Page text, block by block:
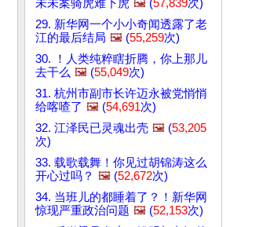
未未案骑虎难下虎 🖼️ (57,839次)
29. 新华网一个小小奇闻透露了老
江的最后结局 🖼️ (55,259次)
30. ！人类纯粹瞎折腾，你上那儿
去干么 🖼️ (55,049次)
31. 杭州市副市长许迈永被党悄悄
给喀喳了 🖼️ (54,691次)
32. 江泽民已灵魂出壳 🖼️ (53,205
次)
33. 载歌载舞！你见过胡锦涛这么
开心过吗？ 🖼️ (52,672次)
34. 当班儿的都睡着了？！新华网
惊现严重政治问题 🖼️ (52,153次)